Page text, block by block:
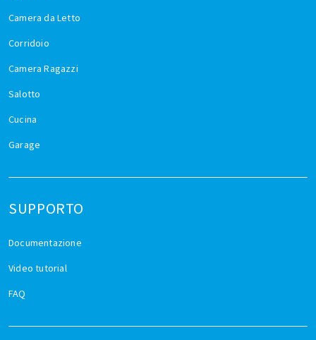
Camera da Letto
Corridoio
Camera Ragazzi
Salotto
Cucina
Garage
SUPPORTO
Documentazione
Video tutorial
FAQ